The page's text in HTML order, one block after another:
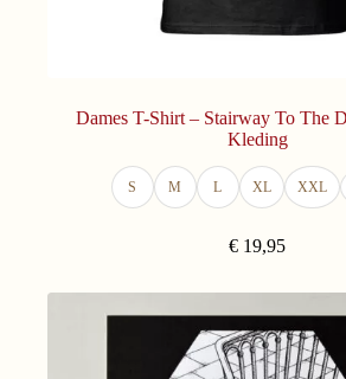
Dames T-Shirt – Stairway To The
Kleding
S M L XL XXL
€ 19,95